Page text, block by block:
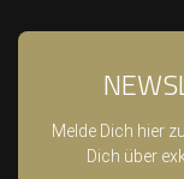
Melde Dich hier
Dich über